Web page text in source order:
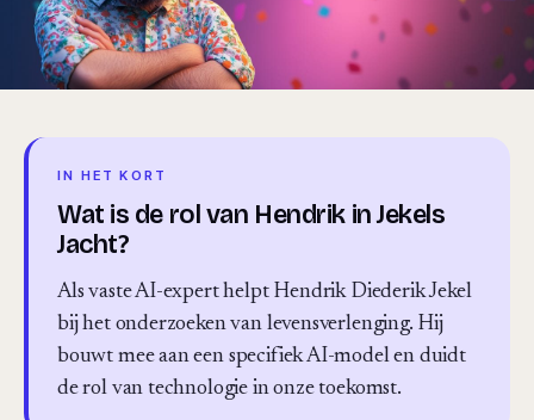
IN HET KORT
Wat is de rol van Hendrik in Jekels
Jacht?
Als vaste AI-expert helpt Hendrik Diederik Jekel
bij het onderzoeken van levensverlenging. Hij
bouwt mee aan een specifiek AI-model en duidt
de rol van technologie in onze toekomst.